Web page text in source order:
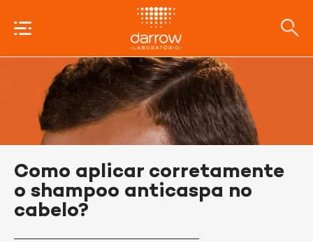
Como aplicar corretamente
o shampoo anticaspa no
cabelo?